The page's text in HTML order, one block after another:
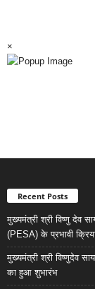
×
Recent Posts
मुख्यमंत्री श्री विष्णु देव
(PESA) के प्रभावी
मुख्यमंत्री श्री विष्णुदेव
का हुआ शुभारंभ